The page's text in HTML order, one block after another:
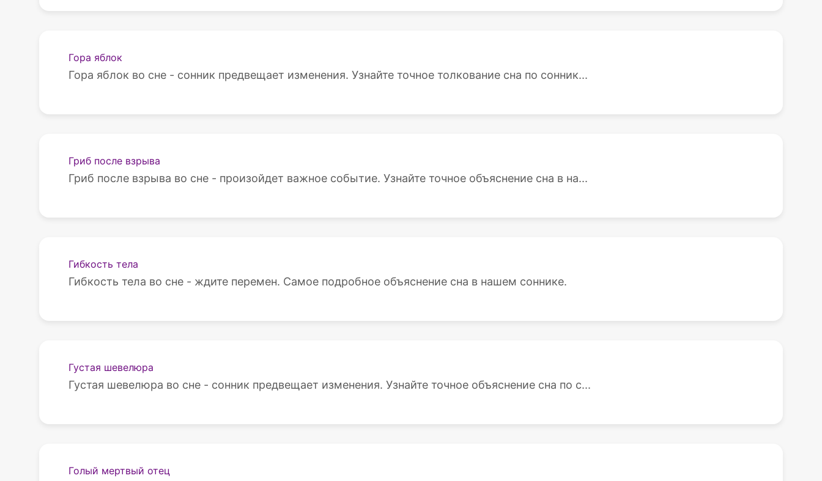
Гора яблок
Гора яблок во сне - сонник предвещает изменения. Узнайте точное толкование сна по сонник...
Гриб после взрыва
Гриб после взрыва во сне - произойдет важное событие. Узнайте точное объяснение сна в на...
Гибкость тела
Гибкость тела во сне - ждите перемен. Самое подробное объяснение сна в нашем соннике.
Густая шевелюра
Густая шевелюра во сне - сонник предвещает изменения. Узнайте точное объяснение сна по с...
Голый мертвый отец